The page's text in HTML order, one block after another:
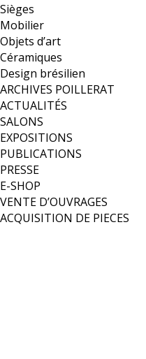
Sièges
Mobilier
Objets d’art
Céramiques
Design brésilien
ARCHIVES POILLERAT
ACTUALITÉS
SALONS
EXPOSITIONS
PUBLICATIONS
PRESSE
E-SHOP
VENTE D’OUVRAGES
ACQUISITION DE PIECES